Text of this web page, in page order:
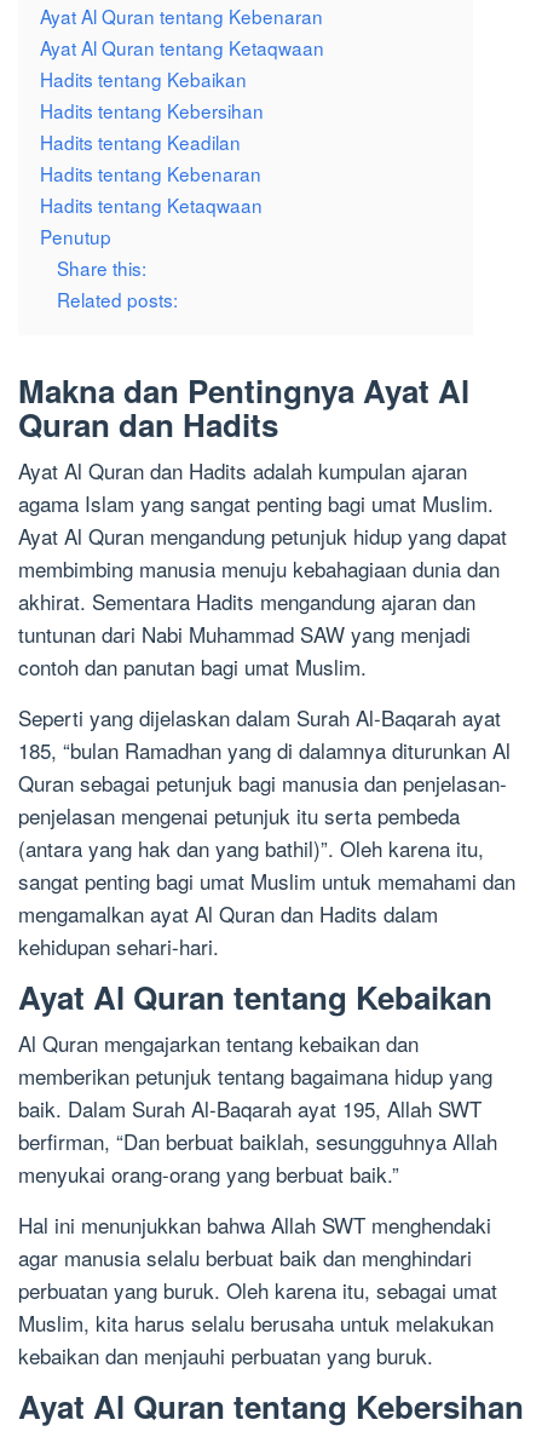
Ayat Al Quran tentang Kebenaran
Ayat Al Quran tentang Ketaqwaan
Hadits tentang Kebaikan
Hadits tentang Kebersihan
Hadits tentang Keadilan
Hadits tentang Kebenaran
Hadits tentang Ketaqwaan
Penutup
Share this:
Related posts:
Makna dan Pentingnya Ayat Al
Quran dan Hadits
Ayat Al Quran dan Hadits adalah kumpulan ajaran
agama Islam yang sangat penting bagi umat Muslim.
Ayat Al Quran mengandung petunjuk hidup yang dapat
membimbing manusia menuju kebahagiaan dunia dan
akhirat. Sementara Hadits mengandung ajaran dan
tuntunan dari Nabi Muhammad SAW yang menjadi
contoh dan panutan bagi umat Muslim.
Seperti yang dijelaskan dalam Surah Al-Baqarah ayat
185, “bulan Ramadhan yang di dalamnya diturunkan Al
Quran sebagai petunjuk bagi manusia dan penjelasan-
penjelasan mengenai petunjuk itu serta pembeda
(antara yang hak dan yang bathil)”. Oleh karena itu,
sangat penting bagi umat Muslim untuk memahami dan
mengamalkan ayat Al Quran dan Hadits dalam
kehidupan sehari-hari.
Ayat Al Quran tentang Kebaikan
Al Quran mengajarkan tentang kebaikan dan
memberikan petunjuk tentang bagaimana hidup yang
baik. Dalam Surah Al-Baqarah ayat 195, Allah SWT
berfirman, “Dan berbuat baiklah, sesungguhnya Allah
menyukai orang-orang yang berbuat baik.”
Hal ini menunjukkan bahwa Allah SWT menghendaki
agar manusia selalu berbuat baik dan menghindari
perbuatan yang buruk. Oleh karena itu, sebagai umat
Muslim, kita harus selalu berusaha untuk melakukan
kebaikan dan menjauhi perbuatan yang buruk.
Ayat Al Quran tentang Kebersihan